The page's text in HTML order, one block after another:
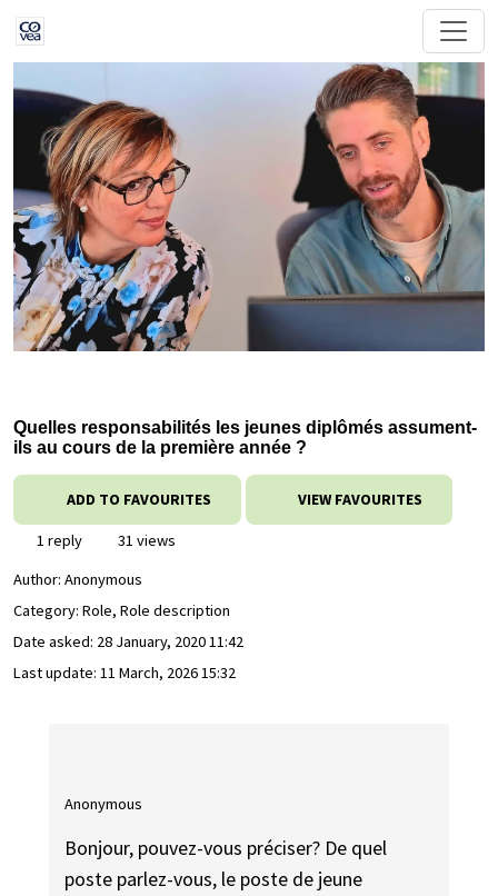
Quelles responsabilités les jeunes diplômés assument-
ils au cours de la première année ?
ADD TO FAVOURITES VIEW FAVOURITES
1 reply
31 views
Author: Anonymous
Category: Role, Role description
Date asked: 28 January, 2020 11:42
Last update: 11 March, 2026 15:32
Anonymous
Bonjour, pouvez-vous préciser? De quel
poste parlez-vous, le poste de jeune